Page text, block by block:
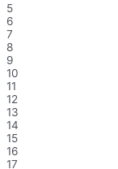
5
6
7
8
9
10
11
12
13
14
15
16
17